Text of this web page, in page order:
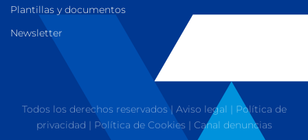
Plantillas y documentos
Newsletter
Todos los derechos reservados | Aviso legal | Política de
privacidad | Política de Cookies | Canal denuncias